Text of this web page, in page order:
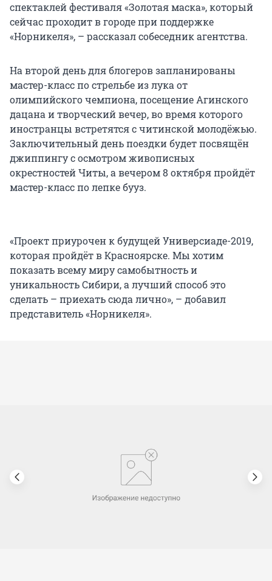
спектаклей фестиваля «Золотая маска», который
сейчас проходит в городе при поддержке
«Норникеля», – рассказал собеседник агентства.
На второй день для блогеров запланированы
мастер-класс по стрельбе из лука от
олимпийского чемпиона, посещение Агинского
дацана и творческий вечер, во время которого
иностранцы встретятся с читинской молодёжью.
Заключительный день поездки будет посвящён
джиппингу с осмотром живописных
окрестностей Читы, а вечером 8 октября пройдёт
мастер-класс по лепке бууз.
«Проект приурочен к будущей Универсиаде-2019,
которая пройдёт в Красноярске. Мы хотим
показать всему миру самобытность и
уникальность Сибири, а лучший способ это
сделать – приехать сюда лично», – добавил
представитель «Норникеля».